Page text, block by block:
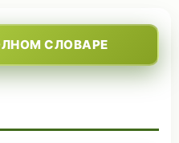
СЛОВАРЕ